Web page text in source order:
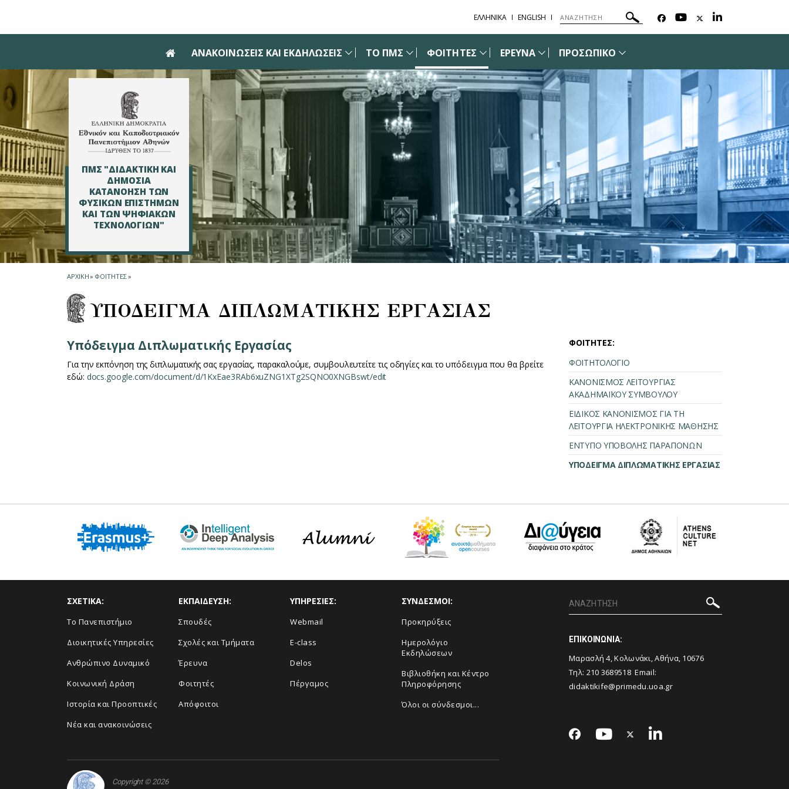
ΕΛΛΗΝΙΚΑ ENGLISH
ΑΝΑΚΟΙΝΩΣΕΙΣ ΚΑΙ ΕΚΔΗΛΩΣΕΙΣ ΤΟ ΠΜΣ ΦΟΙΤΗΤΕΣ ΕΡΕΥΝΑ ΠΡΟΣΩΠΙΚΟ
ΠΜΣ "ΔΙΔΑΚΤΙΚΗ ΚΑΙ
ΔΗΜΟΣΙΑ
ΚΑΤΑΝΟΗΣΗ ΤΩΝ
ΦΥΣΙΚΩΝ ΕΠΙΣΤΗΜΩΝ
ΚΑΙ ΤΩΝ ΨΗΦΙΑΚΩΝ
ΤΕΧΝΟΛΟΓΙΩΝ"
ΑΡΧΙΚΗ» ΦΟΙΤΗΤΕΣ»
ΥΠΟΔΕΙΓΜΑ ΔΙΠΛΩΜΑΤΙΚΗΣ ΕΡΓΑΣΙΑΣ
Υπόδειγμα Διπλωματικής Εργασίας
Για την εκπόνηση της διπλωματικής σας εργασίας, παρακαλούμε, συμβουλευτείτε τις οδηγίες και το υπόδειγμα που θα βρείτε
εδώ: docs.google.com/document/d/1KxEae3RAb6xuZNG1XTg2SQNO0XNGBswt/edit
ΦΟΙΤΗΤΕΣ:
ΦΟΙΤΗΤΟΛΟΓΙΟ
ΚΑΝΟΝΙΣΜΟΣ ΛΕΙΤΟΥΡΓΙΑΣ
ΑΚΑΔΗΜΑΪΚΟΥ ΣΥΜΒΟΥΛΟΥ
ΕΙΔΙΚΟΣ ΚΑΝΟΝΙΣΜΟΣ ΓΙΑ ΤΗ
ΛΕΙΤΟΥΡΓΙΑ ΗΛΕΚΤΡΟΝΙΚΗΣ ΜΑΘΗΣΗΣ
ΕΝΤΥΠΟ ΥΠΟΒΟΛΗΣ ΠΑΡΑΠΟΝΩΝ
ΥΠΟΔΕΙΓΜΑ ΔΙΠΛΩΜΑΤΙΚΗΣ ΕΡΓΑΣΙΑΣ
ΣΧΕΤΙΚΑ:
Το Πανεπιστήμιο
Διοικητικές Υπηρεσίες
Ανθρώπινο Δυναμικό
Κοινωνική Δράση
Ιστορία και Προοπτικές
Νέα και ανακοινώσεις
ΕΚΠΑΙΔΕΥΣΗ:
Σπουδές
Σχολές και Τμήματα
Έρευνα
Φοιτητές
Απόφοιτοι
ΥΠΗΡΕΣΙΕΣ:
Webmail
E-class
Delos
Πέργαμος
ΣΥΝΔΕΣΜΟΙ:
Προκηρύξεις
Ημερολόγιο
Εκδηλώσεων
Βιβλιοθήκη και Κέντρο
Πληροφόρησης
Όλοι οι σύνδεσμοι...
ΕΠΙΚΟΙΝΩΝΙΑ:
Μαρασλή 4, Κολωνάκι, Αθήνα, 10676
Τηλ: 210 3689518 Email:
didaktikife@primedu.uoa.gr
Copyright © 2026